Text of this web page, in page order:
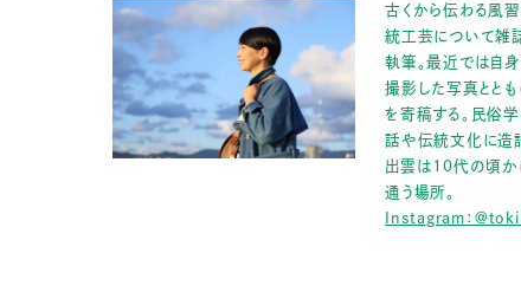
古くから伝わる風
統工芸について雑
執筆。最近では自
撮影した写真とと
を寄稿する。民俗
話や伝統文化に造
出雲は10代の頃か
通う場所。
Instagram：